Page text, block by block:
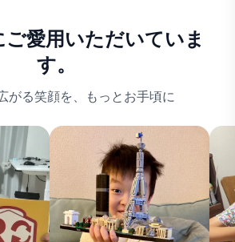
愛用いただいていま
す。
がる笑顔を、もっとお手頃に